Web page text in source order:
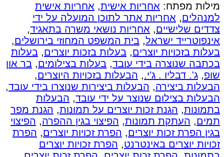
מילות מפתח: אחריות אישית, אחריות אישית
למנהלים, אחריות אתר לתוכן המועלה על ידי
צדדים שלישיים, אחריות נושאי משרה בתאגיד,
אינפוטרייד ישראל, בית המשפט המחוזי בירושלים,
בעלות בזכויות יוצרים, בעלות בזכות יוצרים, בעלות
בכתבה שנוצרה בידי עובד, בעלות בצילומים, בר און
שופ, ג'. דבליו . ג'י., הבעלות בזכויות היוצרים,
הבעלות ביצירה, הבעלות ביצירות שנוצרו בידי עובד,
הבעלות בצילום שנוצר על ידי עובד, הבעלות
בתמונות, הגנת זכות יוצרים על תמונות, הגנת מפר
תמים, העתקת תמונות, הפיצוי בגין ההפרה, הפיצוי
בגין הפרת זכות יוצרים, הפרת זכויות יוצרים, הפרת
זכויות יוצרים באינטרנט, הפרת זכויות יוצרים